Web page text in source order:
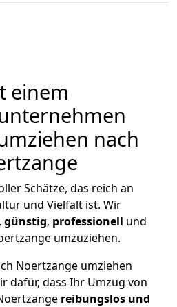
einem
nach
Schätze, das reich an
und Vielfalt ist. Wir
günstig, professionell und
umzuziehen.
Noertzange umziehen
dafür, dass Ihr Umzug von
reibungslos und